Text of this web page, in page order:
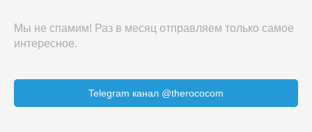
Мы не спамим! Раз в месяц отправляем только самое
интересное.
Telegram канал @therococom